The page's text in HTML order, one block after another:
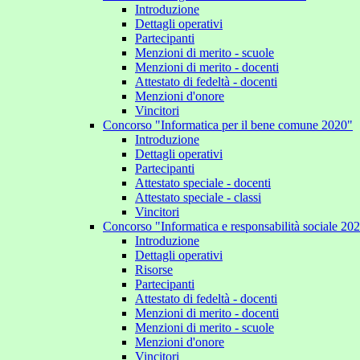
Introduzione
Dettagli operativi
Partecipanti
Menzioni di merito - scuole
Menzioni di merito - docenti
Attestato di fedeltà - docenti
Menzioni d'onore
Vincitori
Concorso "Informatica per il bene comune 2020"
Introduzione
Dettagli operativi
Partecipanti
Attestato speciale - docenti
Attestato speciale - classi
Vincitori
Concorso "Informatica e responsabilità sociale
Introduzione
Dettagli operativi
Risorse
Partecipanti
Attestato di fedeltà - docenti
Menzioni di merito - docenti
Menzioni di merito - scuole
Menzioni d'onore
Vincitori